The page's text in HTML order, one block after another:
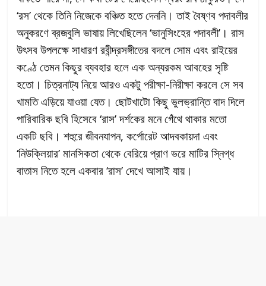
‘রস’ থেকে তিনি নিজেকে বঞ্চিত হতে দেননি। তাই বৈষ্ণব পদাবলীর
অনুকরণে ব্রজবুলি ভাষায় লিখেছিলেন ‘ভানুসিংহের পদাবলী’। রাস
উৎসব উপলক্ষে সাধারণ রবীন্দ্রসঙ্গীতের বদলে সোম এবং রাইয়ের
কণ্ঠে তেমন কিছুর ব্যবহার হলে এক অন্যরকম আবহের সৃষ্টি
হতো। চিত্রনাট্য নিয়ে আরও একটু পরীক্ষা-নিরীক্ষা করলে সে সব
খামতি এড়িয়ে যাওয়া যেত। ছোটখাটো কিছু ভুলভ্রান্তি বাদ দিলে
পারিবারিক ছবি হিসেবে ‘রাস’ দর্শকের মনে গেঁথে থাকার মতো
একটি ছবি। শহুরে জীবনযাপন, কর্পোরেট আদবকায়দা এবং
‘নিউক্লিয়ার’ মানসিকতা থেকে বেরিয়ে প্রাণ ভরে মাটির স্নিগ্ধ
বাতাস নিতে হলে একবার ‘রাস’ দেখে আসাই যায়।